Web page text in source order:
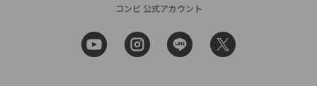
コンビ 公式アカウント